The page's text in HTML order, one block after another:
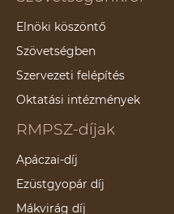
Elnöki köszöntő
Szövetségben
Szervezeti felépítés
Oktatási intézmények
RMPSZ-díjak
Apáczai-díj
Ezüstgyopár díj
Mákvirág díj